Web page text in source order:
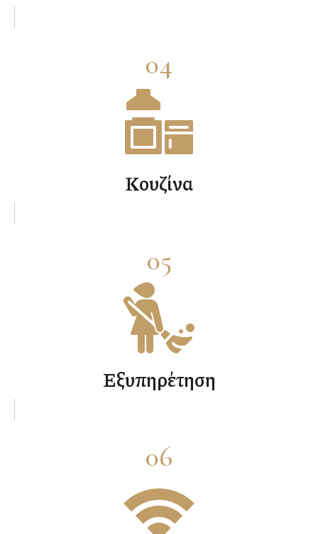
04
Κουζίνα
05
Εξυπηρέτηση
06